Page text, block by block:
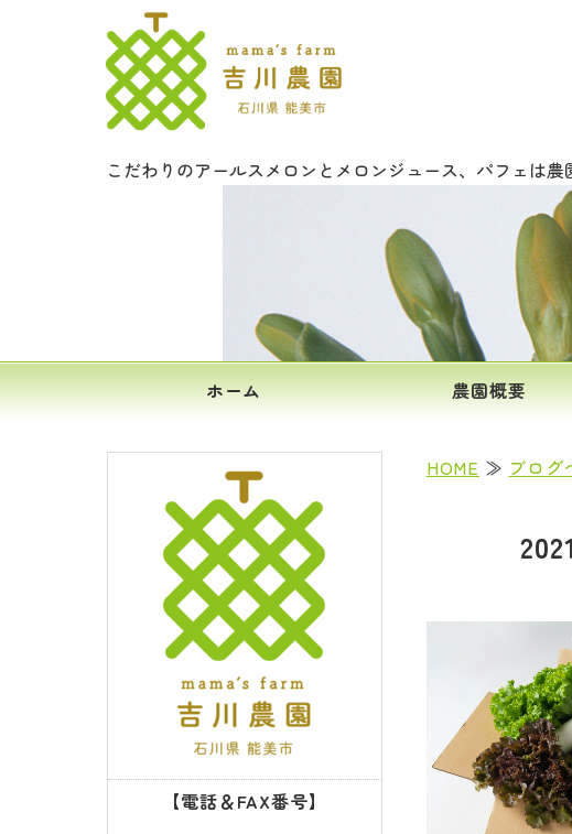
こだわりのアールスメロンとメロンジュース、パフェは
ホーム 農園概要
HOME ≫ ブログ
【電話＆FAX番号】